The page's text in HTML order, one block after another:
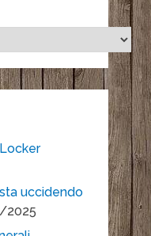
uccidendo
2025